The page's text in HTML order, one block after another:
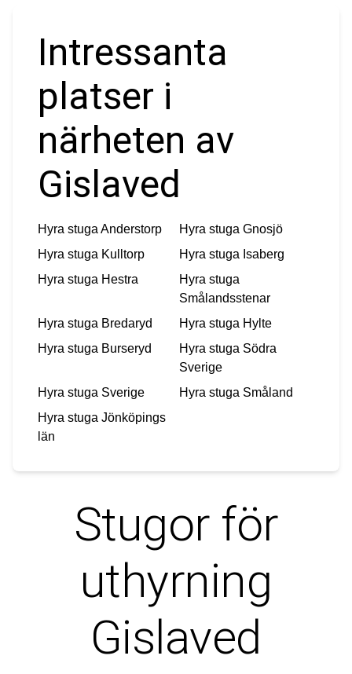
Intressanta
platser i
närheten av
Gislaved
Hyra stuga Anderstorp Hyra stuga Gnosjö
Hyra stuga Kulltorp Hyra stuga Isaberg
Hyra stuga Hestra
Hyra stuga
Smålandsstenar
Hyra stuga Bredaryd Hyra stuga Hylte
Hyra stuga Burseryd Hyra stuga Södra
Sverige
Hyra stuga Sverige Hyra stuga Småland
Hyra stuga Jönköpings
län
Stugor för
uthyrning
Gislaved